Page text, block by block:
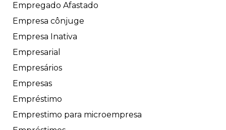
Empregado Afastado
Empresa cônjuge
Empresa Inativa
Empresarial
Empresários
Empresas
Empréstimo
Emprestimo para microempresa